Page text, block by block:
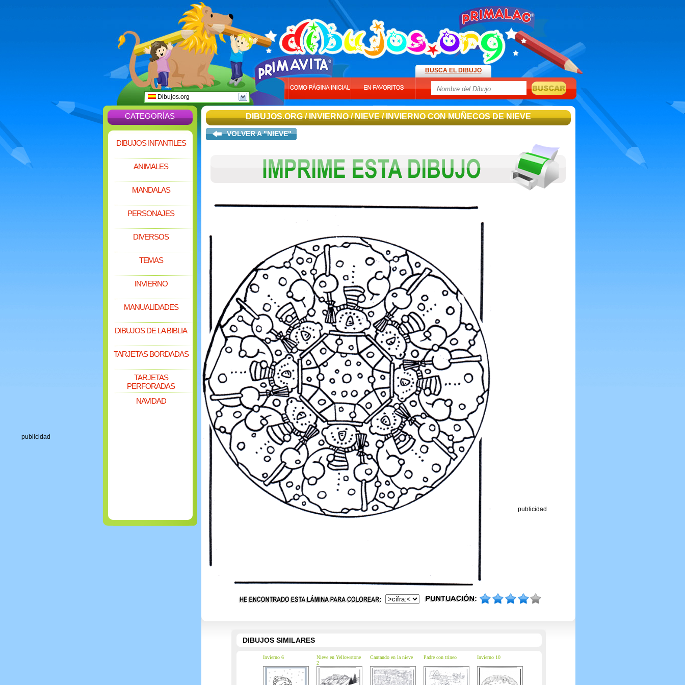
publicidad
Dibujos.org
BUSCA EL DIBUJO
CATEGORÍAS
DIBUJOS INFANTILES
ANIMALES
MANDALAS
PERSONAJES
DIVERSOS
TEMAS
INVIERNO
MANUALIDADES
DIBUJOS DE LA BIBLIA
TARJETAS BORDADAS
TARJETAS
PERFORADAS
NAVIDAD
DIBUJOS.ORG/INVIERNO/NIEVE/ INVIERNO CON MUÑECOS DE NIEVE
VOLVER A "NIEVE"
publicidad
DIBUJOS SIMILARES
Invierno 6
Nieve en Yellowstone
2
Cantando en la nieve Padre con trineo Invierno 10